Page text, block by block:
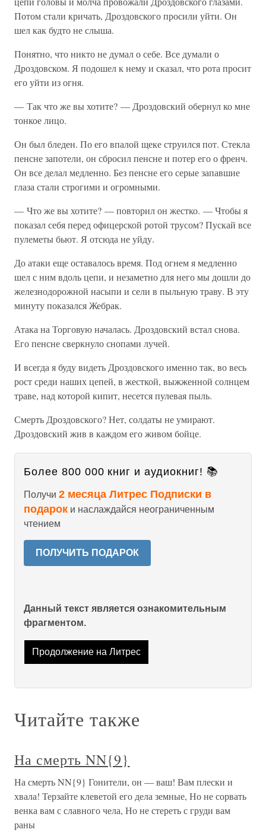
Потом стали кричать, Дроздовского просили уйти. Он
шел как будто не слыша.
Понятно, что никто не думал о себе. Все думали о
Дроздовском. Я подошел к нему и сказал, что рота просит
его уйти из огня.
— Так что же вы хотите? — Дроздовский обернул ко мне
тонкое лицо.
Он был бледен. По его впалой щеке струился пот. Стекла
пенсне запотели, он сбросил пенсне и потер его о френч.
Он все делал медленно. Без пенсне его серые запавшие
глаза стали строгими и огромными.
— Что же вы хотите? — повторил он жестко. — Чтобы я
показал себя перед офицерской ротой трусом? Пускай все
пулеметы бьют. Я отсюда не уйду.
До атаки еще оставалось время. Под огнем я медленно
шел с ним вдоль цепи, и незаметно для него мы дошли до
железнодорожной насыпи и сели в пыльную траву. В эту
минуту показался Жебрак.
Атака на Торговую началась. Дроздовский встал снова.
Его пенсне сверкнуло снопами лучей.
И всегда я буду видеть Дроздовского именно так, во весь
рост среди наших цепей, в жесткой, выжженной солнцем
траве, над которой кипит, несется пулевая пыль.
Смерть Дроздовского? Нет, солдаты не умирают.
Дроздовский жив в каждом его живом бойце.
Более 800 000 книг и аудиокниг! 📚
Получи 2 месяца Литрес Подписки в
подарок и наслаждайся неограниченным
чтением
ПОЛУЧИТЬ ПОДАРОК
Данный текст является ознакомительным
фрагментом.
Продолжение на Литрес
Читайте также
На смерть NN{9}
На смерть NN{9} Гонители, он — ваш! Вам плески и
хвала! Терзайте клеветой его дела земные, Но не сорвать
венка вам с славного чела, Но не стереть с груди вам
раны